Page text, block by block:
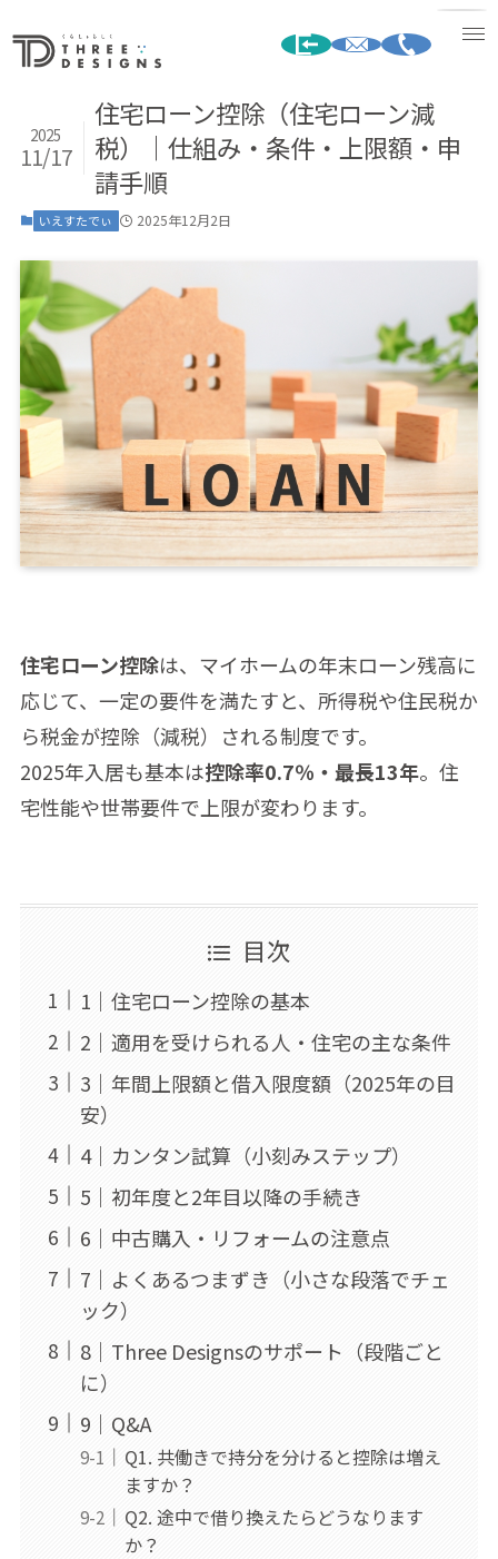
住宅ローン控除（住宅ローン減
税）｜仕組み・条件・上限額・申
請手順
2025
11/17
いえすたでぃ 2025年12月2日
住宅ローン控除は、マイホームの年末ローン残高に
応じて、一定の要件を満たすと、所得税や住民税か
ら税金が控除（減税）される制度です。
2025年入居も基本は控除率0.7％・最長13年。住
宅性能や世帯要件で上限が変わります。
目次
1｜住宅ローン控除の基本
2｜適用を受けられる人・住宅の主な条件
3｜年間上限額と借入限度額（2025年の目
安）
4｜カンタン試算（小刻みステップ）
5｜初年度と2年目以降の手続き
6｜中古購入・リフォームの注意点
7｜よくあるつまずき（小さな段落でチェ
ック）
8｜Three Designsのサポート（段階ごと
に）
9｜Q&A
Q1. 共働きで持分を分けると控除は増え
ますか？
Q2. 途中で借り換えたらどうなります
か？